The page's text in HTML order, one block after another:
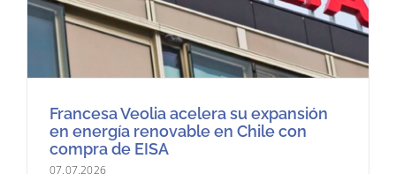
Francesa Veolia acelera su expansión
en energía renovable en Chile con
compra de EISA
07.07.2026